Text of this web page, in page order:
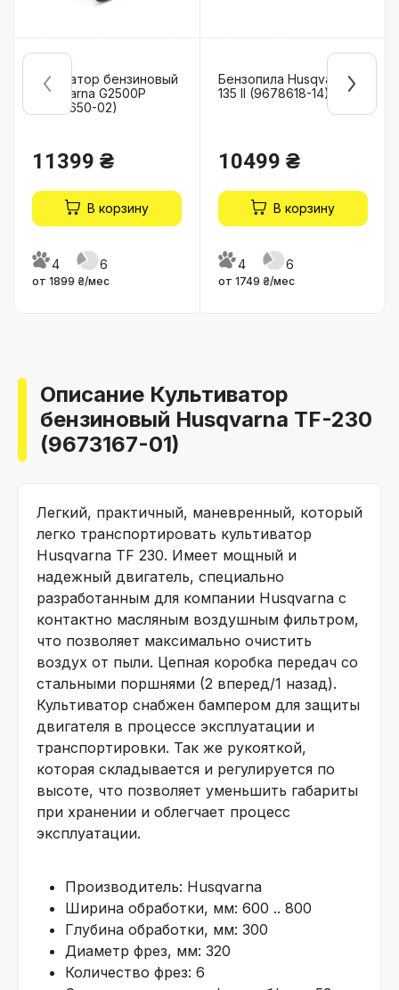
Генератор бензиновый
Husqvarna G2500P
(9676650-02)
11399 ₴
В корзину
4 6
от 1899 ₴/мес
Бензопила Husqvarna
135 II (9678618-14)
10499 ₴
В корзину
4 6
от 1749 ₴/мес
Описание Культиватор
бензиновый Husqvarna TF-230
(9673167-01)
Легкий, практичный, маневренный, который
легко транспортировать культиватор
Husqvarna TF 230. Имеет мощный и
надежный двигатель, специально
разработанным для компании Husqvarna с
контактно масляным воздушным фильтром,
что позволяет максимально очистить
воздух от пыли. Цепная коробка передач со
стальными поршнями (2 вперед/1 назад).
Культиватор снабжен бампером для защиты
двигателя в процессе эксплуатации и
транспортировки. Так же рукояткой,
которая складывается и регулируется по
высоте, что позволяет уменьшить габариты
при хранении и облегчает процесс
эксплуатации.
Производитель: Husqvarna
Ширина обработки, мм: 600 .. 800
Глубина обработки, мм: 300
Диаметр фрез, мм: 320
Количество фрез: 6